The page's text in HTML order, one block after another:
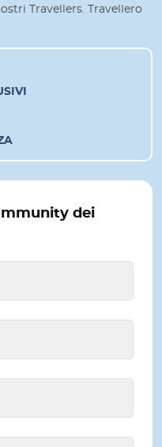
Travellers. Travellero
dei